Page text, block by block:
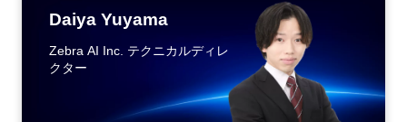
Daiya Yuyama
Zebra AI Inc. テクニカルディレ
クター